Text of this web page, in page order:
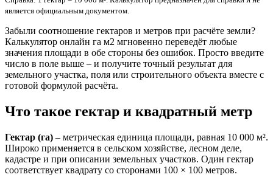
является официальным документом.
Забыли соотношение гектаров и метров при расчёте земли?
Калькулятор онлайн га м2 мгновенно переведёт любые
значения площади в обе стороны без ошибок. Просто введите
число в поле выше – и получите точный результат для
земельного участка, поля или строительного объекта вместе с
готовой формулой расчёта.
Что такое гектар и квадратный метр
Гектар (га) – метрическая единица площади, равная 10 000 м².
Широко применяется в сельском хозяйстве, лесном деле,
кадастре и при описании земельных участков. Один гектар
соответствует квадрату со сторонами 100 × 100 метров.